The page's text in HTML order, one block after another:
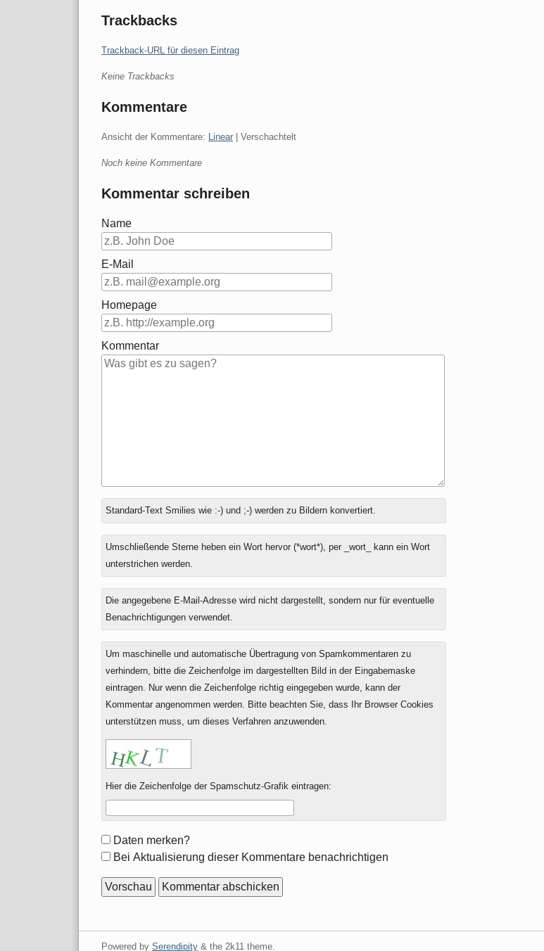
Trackbacks
Trackback-URL für diesen Eintrag
Keine Trackbacks
Kommentare
Ansicht der Kommentare: Linear | Verschachtelt
Noch keine Kommentare
Kommentar schreiben
Name
E-Mail
Homepage
Kommentar
Antwort
zu
Standard-Text Smilies wie :-) und ;-) werden zu Bildern konvertiert.
Umschließende Sterne heben ein Wort hervor (*wort*), per _wort_ kann ein Wort
unterstrichen werden.
Die angegebene E-Mail-Adresse wird nicht dargestellt, sondern nur für eventuelle
Benachrichtigungen verwendet.
Um maschinelle und automatische Übertragung von Spamkommentaren zu
verhindern, bitte die Zeichenfolge im dargestellten Bild in der Eingabemaske
eintragen. Nur wenn die Zeichenfolge richtig eingegeben wurde, kann der
Kommentar angenommen werden. Bitte beachten Sie, dass Ihr Browser Cookies
unterstützen muss, um dieses Verfahren anzuwenden.
Hier die Zeichenfolge der Spamschutz-Grafik eintragen:
Formular-
Optionen
Daten merken?
Bei Aktualisierung dieser Kommentare benachrichtigen
Powered by Serendipity& the 2k11 theme.